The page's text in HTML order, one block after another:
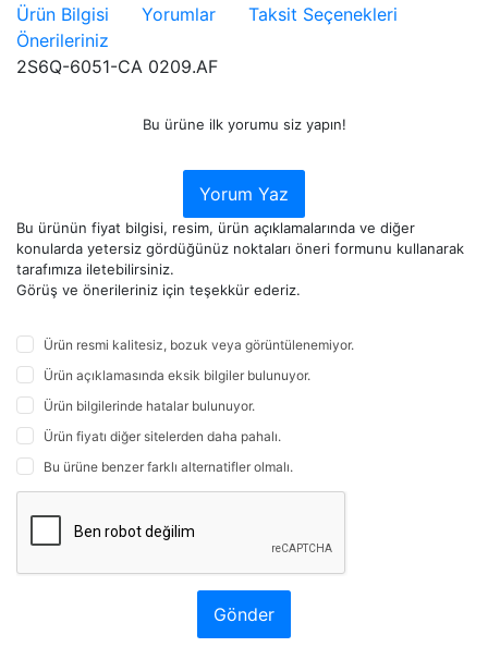
Ürün Bilgisi Yorumlar
Taksit Seçenekleri
Önerileriniz
2S6Q-6051-CA 0209.AF
Bu ürüne ilk yorumu siz yapın!
Yorum Yaz
Bu ürünün fiyat bilgisi, resim, ürün açıklamalarında ve diğer
konularda yetersiz gördüğünüz noktaları öneri formunu kullanarak
tarafımıza iletebilirsiniz.
Görüş ve önerileriniz için teşekkür ederiz.
Ürün resmi kalitesiz, bozuk veya görüntülenemiyor.
Ürün açıklamasında eksik bilgiler bulunuyor.
Ürün bilgilerinde hatalar bulunuyor.
Ürün fiyatı diğer sitelerden daha pahalı.
Bu ürüne benzer farklı alternatifler olmalı.
Gönder